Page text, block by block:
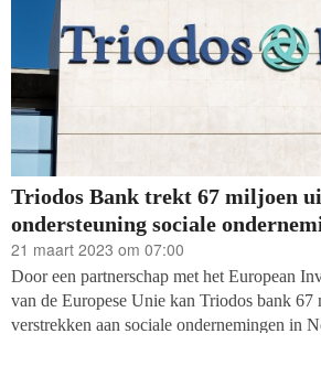
Triodos Bank trekt 67 miljoen
ondersteuning sociale
21 maart 2023 om 07:00
Door een partnerschap met het European
van de Europese Unie kan Triodos bank 67
verstrekken aan sociale ondernemingen in